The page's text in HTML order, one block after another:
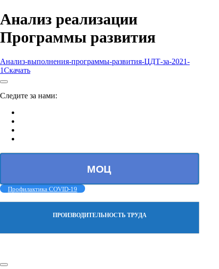
Анализ реализации
Программы развития
Анализ-выполнения-программы-развития-ЦДТ-за-2021-
1Скачать
Следите за нами:
МОЦ
Профилактика COVID-19
ПРОИЗВОДИТЕЛЬНОСТЬ ТРУДА